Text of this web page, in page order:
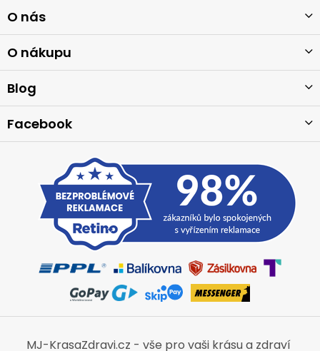
á
p
a
t
O nás
O nákupu
Blog
Facebook
MJ-KrasaZdravi.cz - vše pro vaši krásu a zdraví